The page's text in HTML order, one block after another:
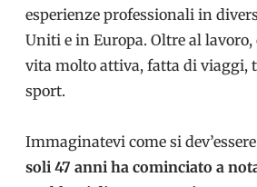
esperienze professionali in
Uniti e in Europa. Oltre al lavoro,
vita molto attiva, fatta di viaggi,
sport.
Immaginatevi come si
soli 47 anni ha cominciato a